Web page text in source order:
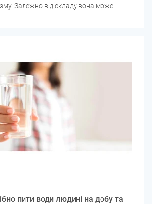
Залежно від складу вона може
пити води людині на добу та